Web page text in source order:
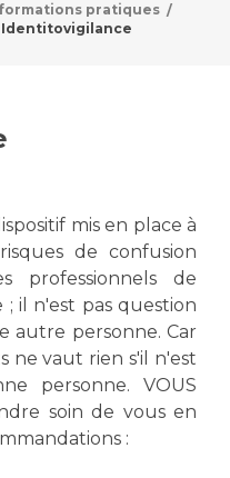
ou de radiologie
en ligne
techniques
pratiques /
Identitovigilance
mis en place à
de confusion
professionnels de
; il n'est pas question
autre personne. Car
ne vaut rien s'il n'est
personne. VOUS
soin de vous en
: